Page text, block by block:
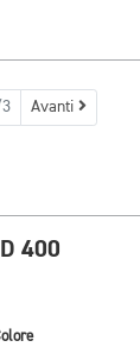
Avanti
400